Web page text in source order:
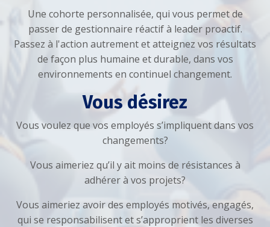
Une cohorte personnalisée, qui vous permet de
passer de gestionnaire réactif à leader proactif.
Passez à l'action autrement et atteignez vos résultats
de façon plus humaine et durable, dans vos
environnements en continuel changement.
Vous désirez
Vous voulez que vos employés s’impliquent dans vos
changements?
Vous aimeriez qu’il y ait moins de résistances à
adhérer à vos projets?
Vous aimeriez avoir des employés motivés, engagés,
qui se responsabilisent et s’approprient les diverses